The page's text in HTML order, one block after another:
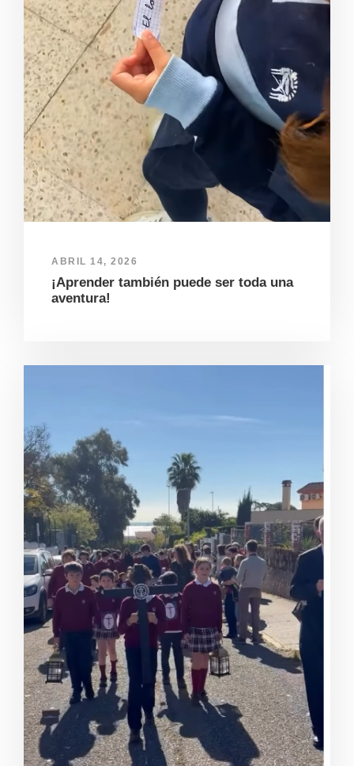
ABRIL 14, 2026
¡Aprender también puede ser toda una
aventura!